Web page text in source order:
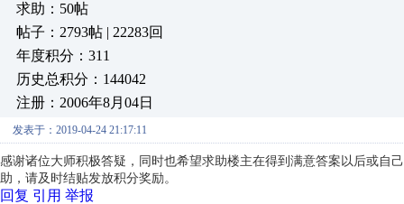
求助：50帖
帖子：2793帖 | 22283回
年度积分：311
历史总积分：144042
注册：2006年8月04日
发表于：2019-04-24 21:17:11
感谢诸位大师积极答疑，同时也希望求助楼主在得到满意答案以后或自
助，请及时结贴发放积分奖励。
回复 引用 举报